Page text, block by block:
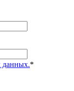
данных.*